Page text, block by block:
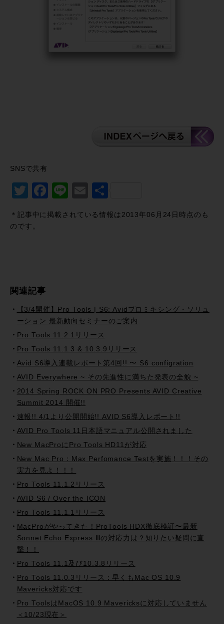
SNSで共有
Twitter
Facebook
LineEmail
＊記事中に掲載されている情報は2013年06月24日時点のも
のです。
関連記事
【3/4開催】Pro Tools | S6: Avidプロミキシング・ソリュ
ーション 最新動向セミナーのご案内
Pro Tools 11.2.1リリース
Pro Tools 11.1.3 & 10.3.9リリース
Avid S6導入連載レポート第4回!! 〜 S6 configration
AVID Everywhere ~ その先進性に満ちた発表の全貌 ~
2014 Spring ROCK ON PRO Presents AVID Creative
Summit 2014 開催!!
速報!! 4/1より公開開始!! AVID S6導入レポート!!
AVID Pro Tools 11日本語マニュアル公開されました
New MacProにPro Tools HD11が対応
New Mac Pro：Max Perfomance Testを実施！！！その
実力を見よ！！！
Pro Tools 11.1.2リリース
AVID S6 / Over the ICON
Pro Tools 11.1.1リリース
MacProがやってきた！ProTools HDX徹底検証〜最新
Sonnet Echo Express Ⅲの対応力は？知りたい疑問に直
撃！！
Pro Tools 11.1及び10.3.8リリース
Pro Tools 11.0.3リリース：早くもMac OS 10.9
Mavericks対応です
Pro ToolsはMacOS 10.9 Mavericksに対応していません
＜10/23現在＞